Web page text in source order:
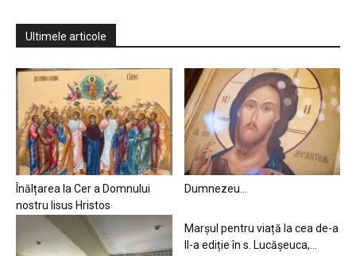
Ultimele articole
Înălțarea la Cer a Domnului
nostru Iisus Hristos
Dumnezeu…
Marșul pentru viață la cea de-a
II-a ediție în s. Lucășeuca,...